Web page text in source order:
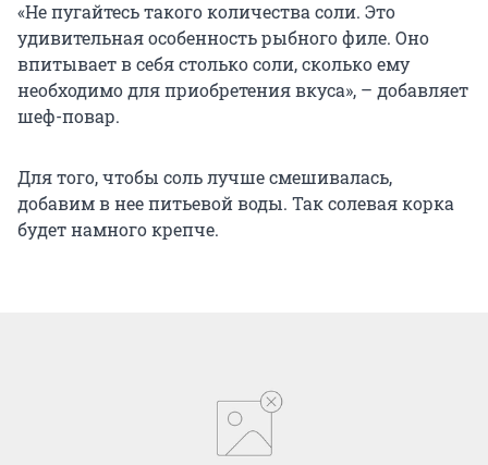
«Не пугайтесь такого количества соли. Это
удивительная особенность рыбного филе. Оно
впитывает в себя столько соли, сколько ему
необходимо для приобретения вкуса», – добавляет
шеф-повар.
Для того, чтобы соль лучше смешивалась,
добавим в нее питьевой воды. Так солевая корка
будет намного крепче.